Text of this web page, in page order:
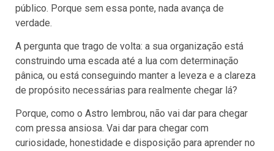
público. Porque sem essa ponte, nada avança de
verdade.
A pergunta que trago de volta: a sua organização está
construindo uma escada até a lua com determinação
pânica, ou está conseguindo manter a leveza e a clareza
de propósito necessárias para realmente chegar lá?
Porque, como o Astro lembrou, não vai dar para chegar
com pressa ansiosa. Vai dar para chegar com
curiosidade, honestidade e disposição para aprender no